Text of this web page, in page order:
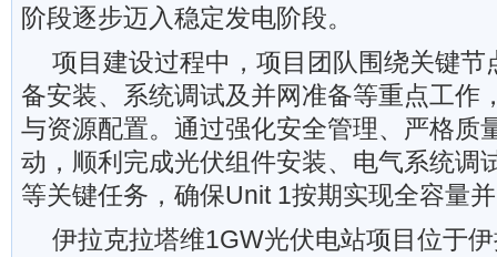
阶段逐步迈入稳定发电阶段。
项目建设过程中，项目团队围绕关键节
备安装、系统调试及并网准备等重点工作
与资源配置。通过强化安全管理、严格质
动，顺利完成光伏组件安装、电气系统调
等关键任务，确保Unit 1按期实现全容量
伊拉克拉塔维1GW光伏电站项目位于